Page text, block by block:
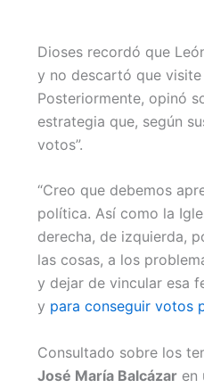
Dioses recordó que
y no descartó que visite
Posteriormente, opinó
estrategia que, según
votos”.
“Creo que debemos
política. Así como la
derecha, de izquierda,
las cosas, a los
y dejar de vincular esa
y para conseguir votos
Consultado sobre los
José María Balcázar en